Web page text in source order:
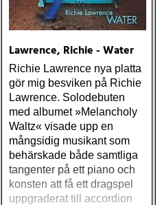
Lawrence, Richie - Water
Richie Lawrence nya platta
gör mig besviken på Richie
Lawrence. Solodebuten
med albumet »Melancholy
Waltz« visade upp en
mångsidig musikant som
behärskade både samtliga
tangenter på ett piano och
konsten att få ett dragspel
uppgraderat till accordion